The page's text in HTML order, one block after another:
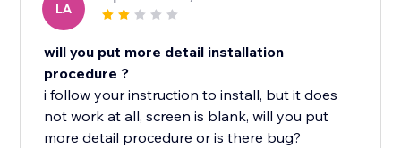
LA
will you put more detail installation
procedure ?
i follow your instruction to install, but it does
not work at all, screen is blank, will you put
more detail procedure or is there bug?